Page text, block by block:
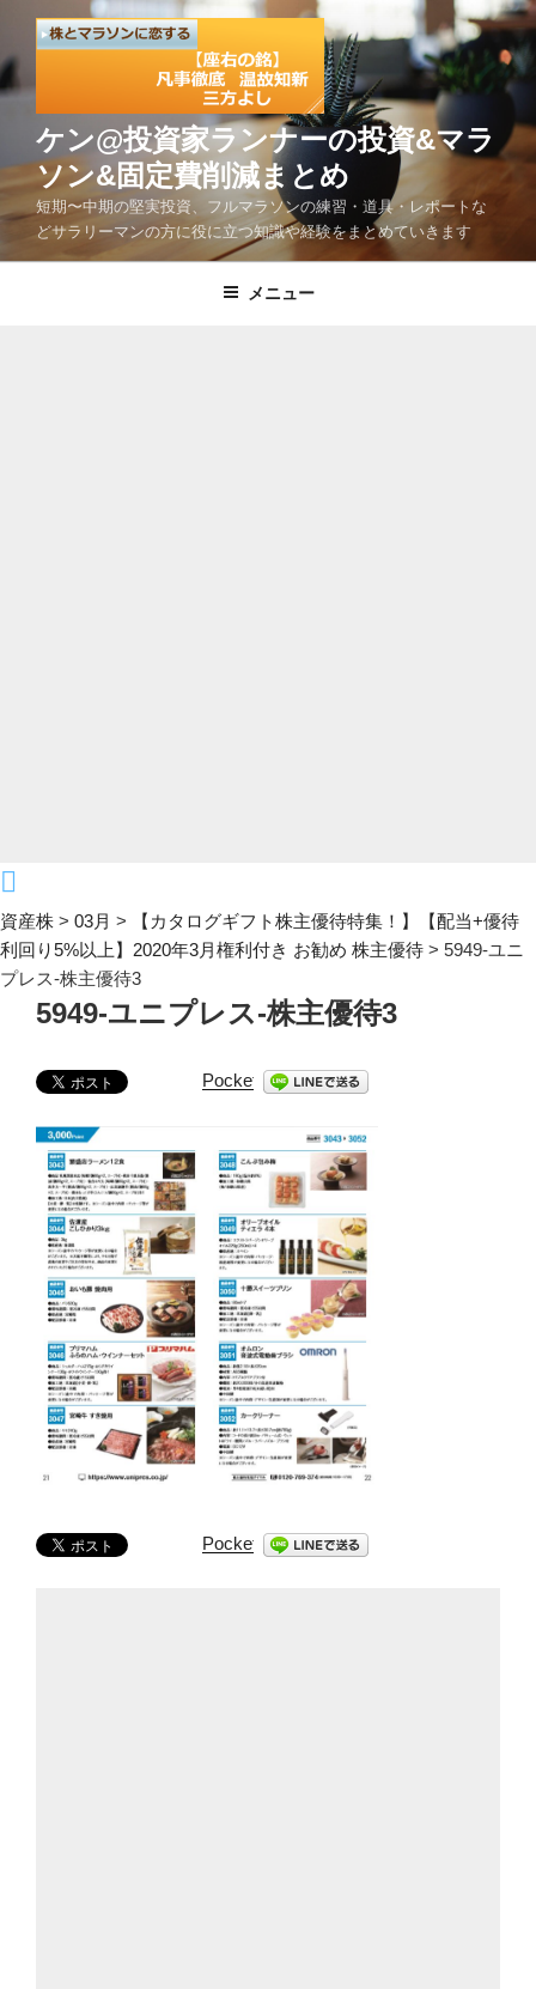
テ
ン
ス
キ
ケン@投資家ランナーの投資&マラ
ソン&固定費削減まとめ
短期〜中期の堅実投資、フルマラソンの練習・道具・レポートな
どサラリーマンの方に役に立つ知識や経験をまとめていきます
メニュー
資産株 > 03月 >
【カタログギフト株主優待特集！】【配当+優待
利回り5%以上】2020年3月権利付き お勧め 株主優待 > 5949-ユニ
プレス-株主優待3
5949-ユニプレス-株主優待3
Pocket
Pocket